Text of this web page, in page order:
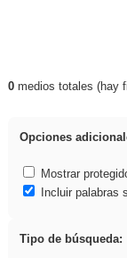
Resultados
0medios totales (hay
Opciones
Mostrar
Incluir palabras
Tipo de búsqueda: